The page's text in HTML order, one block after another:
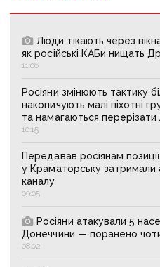
Люди тікають через
як російські КАБи нищать
11:06
Росіяни змінюють тактику
накопичують малі піхотні
та намагаються перерізати
10:15
Передавав росіянам
у Краматорську затримали
каналу
09:05
Росіяни атакували 5
Донеччини — поранено
08:02